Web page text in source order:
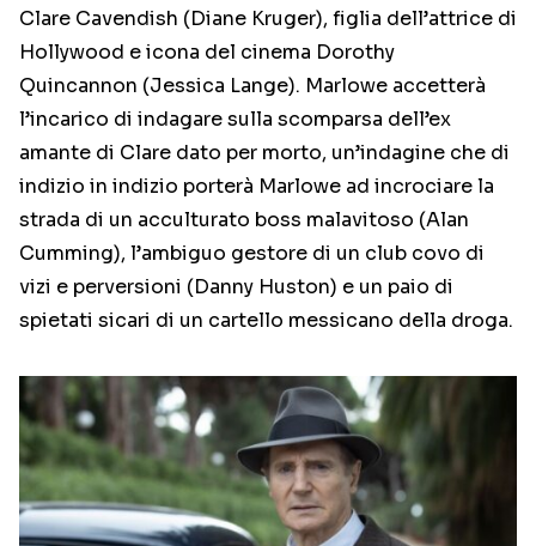
Clare Cavendish (Diane Kruger), figlia dell’attrice di
Hollywood e icona del cinema Dorothy
Quincannon (Jessica Lange). Marlowe accetterà
l’incarico di indagare sulla scomparsa dell’ex
amante di Clare dato per morto, un’indagine che di
indizio in indizio porterà Marlowe ad incrociare la
strada di un acculturato boss malavitoso (Alan
Cumming), l’ambiguo gestore di un club covo di
vizi e perversioni (Danny Huston) e un paio di
spietati sicari di un cartello messicano della droga.